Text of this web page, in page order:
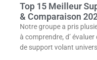
Top 15 Meilleur
& Comparaison
Notre groupe a pris
à comprendre, d’
de support volant